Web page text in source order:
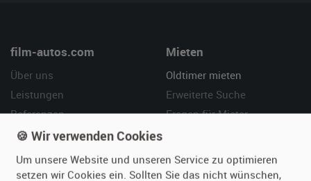
film-autos.com
Über uns
Leistungen
Referenzen
Kundenmeinungen
Mieten
Oldtimer mieten
Erweiterte Suche
Fragen für Mieter
Vermieten Hilfe
🍪 Wir verwenden Cookies
Um unsere Website und unseren Service zu optimieren
setzen wir Cookies ein. Sollten Sie das nicht wünschen,